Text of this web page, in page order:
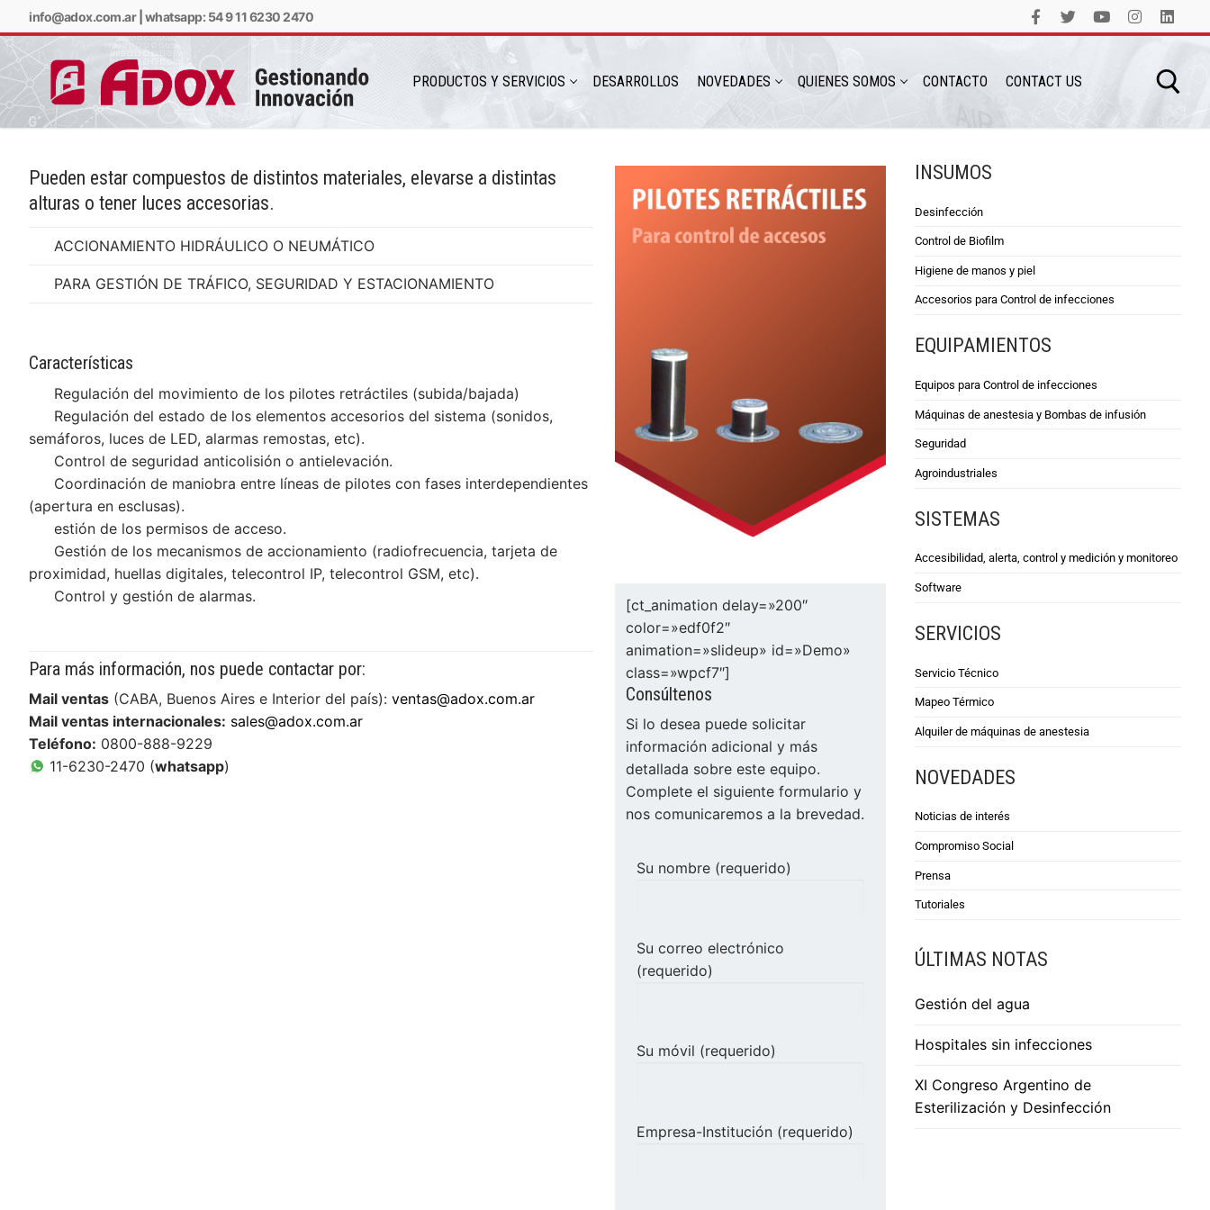
info@adox.com.ar| whatsapp: 54 9 11 6230 2470
PRODUCTOS Y SERVICIOS DESARROLLOS NOVEDADES QUIENES SOMOS CONTACTO CONTACT US
PRODUCTOS Y SERVICIOS
INSUMOS
Higiene de manos y piel
Detergentes
EQUIPAMIENTOS
Máquinas de anestesia y Bombas de infusión
Accesibilidad, alerta, control, medición y monitoreo
SERVICIOS
Alquiler de máquinas de anestesia
DESARROLLOS
NOVEDADES
Videos
Videos de productos
Compromiso Social
QUIENES SOMOS
Responsabilidad Social Empresaria
CONTACTO
Contact us
Pueden estar compuestos de distintos materiales, elevarse a distintas
alturas o tener luces accesorias.
ACCIONAMIENTO HIDRÁULICO O NEUMÁTICO
PARA GESTIÓN DE TRÁFICO, SEGURIDAD Y ESTACIONAMIENTO
Características
Regulación del movimiento de los pilotes retráctiles (subida/bajada)
Regulación del estado de los elementos accesorios del sistema (sonidos,
semáforos, luces de LED, alarmas remostas, etc).
Control de seguridad anticolisión o antielevación.
Coordinación de maniobra entre líneas de pilotes con fases interdependientes
(apertura en esclusas).
estión de los permisos de acceso.
Gestión de los mecanismos de accionamiento (radiofrecuencia, tarjeta de
proximidad, huellas digitales, telecontrol IP, telecontrol GSM, etc).
Control y gestión de alarmas.
Para más información, nos puede contactar por:
Mail ventas (CABA, Buenos Aires e Interior del país): ventas@adox.com.ar
Mail ventas internacionales: sales@adox.com.ar
Teléfono: 0800-888-9229
11-6230-2470 (whatsapp)
[ct_animation delay=»200″
color=»edf0f2″
animation=»slideup» id=»Demo»
class=»wpcf7″]
Consúltenos
Si lo desea puede solicitar
información adicional y más
detallada sobre este equipo.
Complete el siguiente formulario y
nos comunicaremos a la brevedad.
Su nombre (requerido)
Su correo electrónico
(requerido)
Su móvil (requerido)
Empresa-Institución (requerido)
INSUMOS
Desinfección
Control de Biofilm
Higiene de manos y piel
Accesorios para Control de infecciones
EQUIPAMIENTOS
Equipos para Control de infecciones
Máquinas de anestesia y Bombas de infusión
Seguridad
Agroindustriales
SISTEMAS
Accesibilidad, alerta, control y medición y monitoreo
Software
SERVICIOS
Servicio Técnico
Mapeo Térmico
Alquiler de máquinas de anestesia
NOVEDADES
Noticias de interés
Compromiso Social
Prensa
Tutoriales
ÚLTIMAS NOTAS
Gestión del agua
Hospitales sin infecciones
XI Congreso Argentino de
Esterilización y Desinfección